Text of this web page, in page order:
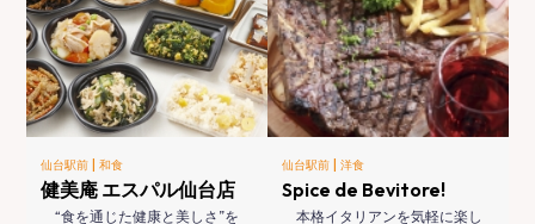
仙台駅前 |和食
健美庵 エスパル仙台店
“食を通じた健康と美しさ”を
仙台駅前 | 洋食
Spice de Bevitore!
本格イタリアンを気軽に楽し